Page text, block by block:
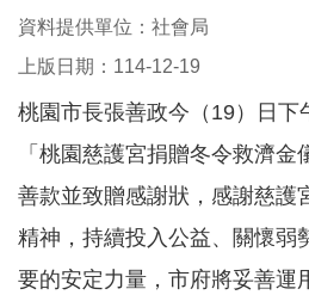
訊
息
告
認
識
我
們
福
資料提供單位：社會局
上版日期：114-12-19
桃園市長張善政今（19）日下
「桃園慈護宮捐贈冬令救濟
善款並致贈感謝狀，感謝慈護
精神，持續投入公益、關懷弱
要的安定力量，市府將妥善運